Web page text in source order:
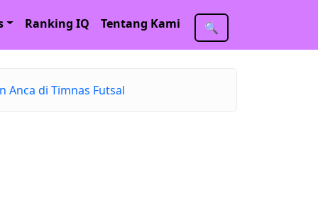
Ranking IQ Tentang Kami 🔍
Anca di Timnas Futsal